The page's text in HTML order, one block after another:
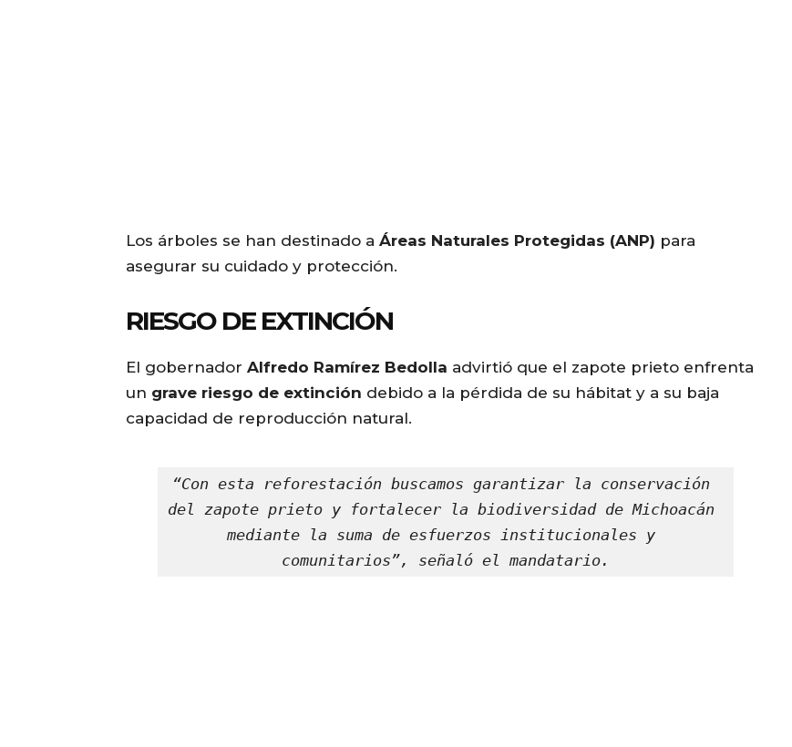
Los árboles se han destinado a Áreas Naturales Protegidas (ANP) para
asegurar su cuidado y protección.
RIESGO DE EXTINCIÓN
El gobernador Alfredo Ramírez Bedolla advirtió que el zapote prieto enfrenta
un grave riesgo de extinción debido a la pérdida de su hábitat y a su baja
capacidad de reproducción natural.
“Con esta reforestación buscamos garantizar la conservación
del zapote prieto y fortalecer la biodiversidad de Michoacán
mediante la suma de esfuerzos institucionales y
comunitarios”, señaló el mandatario.